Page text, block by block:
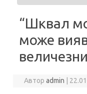
“Шквал
може
Авторadmin